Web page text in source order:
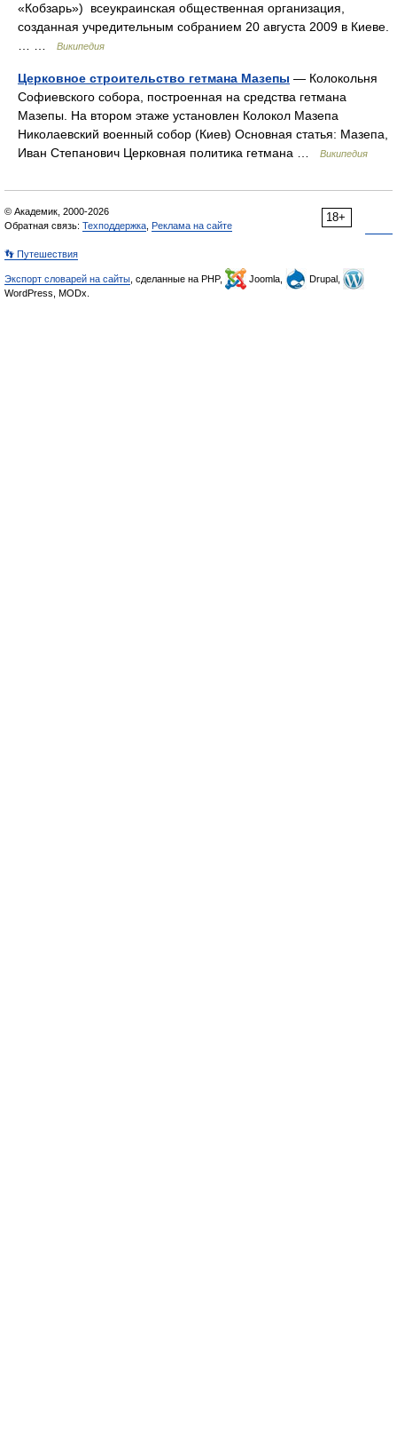
«Кобзарь») всеукраинская общественная организация,
созданная учредительным собранием 20 августа 2009 в Киеве.
Википедия
Церковное строительство гетмана Мазепы — Колокольня
Софиевского собора, построенная на средства гетмана
Мазепы. На втором этаже установлен Колокол Мазепа
Николаевский военный собор (Киев) Основная статья: Мазепа,
Иван Степанович Церковная политика гетмана …
Википедия
18+
© Академик, 2000-2026
Обратная связь: Техподдержка Реклама на сайте
👣 Путешествия
Экспорт словарей на сайты , сделанные на PHP, Joomla,
Drupal,
WordPress, MODx.